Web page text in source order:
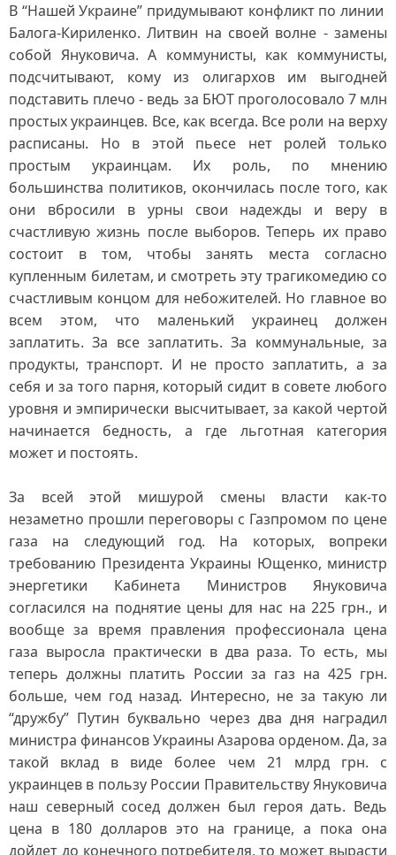
В “Нашей Украине” придумывают конфликт по линии
Балога-Кириленко. Литвин на своей волне - замены
собой Януковича. А коммунисты, как коммунисты,
подсчитывают, кому из олигархов им выгодней
подставить плечо - ведь за БЮТ проголосовало 7 млн
простых украинцев. Все, как всегда. Все роли на верху
расписаны. Но в этой пьесе нет ролей только
простым украинцам. Их роль, по мнению
большинства политиков, окончилась после того, как
они вбросили в урны свои надежды и веру в
счастливую жизнь после выборов. Теперь их право
состоит в том, чтобы занять места согласно
купленным билетам, и смотреть эту трагикомедию со
счастливым концом для небожителей. Но главное во
всем этом, что маленький украинец должен
заплатить. За все заплатить. За коммунальные, за
продукты, транспорт. И не просто заплатить, а за
себя и за того парня, который сидит в совете любого
уровня и эмпирически высчитывает, за какой чертой
начинается бедность, а где льготная категория
может и постоять.
За всей этой мишурой смены власти как-то
незаметно прошли переговоры с Газпромом по цене
газа на следующий год. На которых, вопреки
требованию Президента Украины Ющенко, министр
энергетики Кабинета Министров Януковича
согласился на поднятие цены для нас на 225 грн., и
вообще за время правления профессионала цена
газа выросла практически в два раза. То есть, мы
теперь должны платить России за газ на 425 грн.
больше, чем год назад. Интересно, не за такую ли
“дружбу” Путин буквально через два дня наградил
министра финансов Украины Азарова орденом. Да, за
такой вклад в виде более чем 21 млрд грн. с
украинцев в пользу России Правительству Януковича
наш северный сосед должен был героя дать. Ведь
цена в 180 долларов это на границе, а пока она
дойдет до конечного потребителя, то может вырасти